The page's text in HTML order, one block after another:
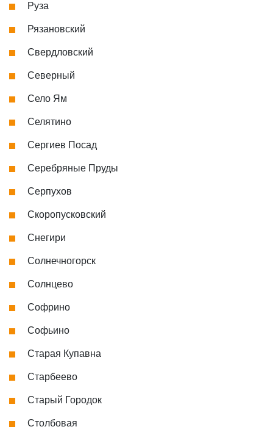
Руза
Рязановский
Свердловский
Северный
Село Ям
Селятино
Сергиев Посад
Серебряные Пруды
Серпухов
Скоропусковский
Снегири
Солнечногорск
Солнцево
Софрино
Софьино
Старая Купавна
Старбеево
Старый Городок
Столбовая